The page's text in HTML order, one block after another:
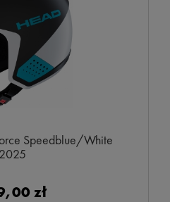
Speedblue/White
2025
zł